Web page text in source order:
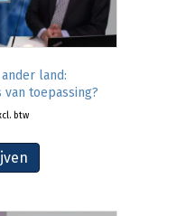
land:
toepassing?
btw